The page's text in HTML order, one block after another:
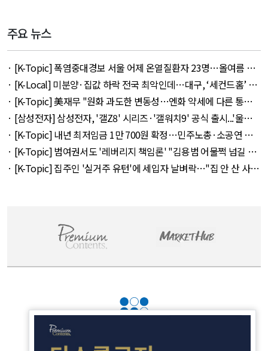
주요 뉴스
· [K-Topic] 폭염중대경보 서울 어제 온열질환자 23명…올여름 최
다 외 33건 - August 5, 2026
· [K-Local] 미분양·집값 하락 전국 최악인데…대구, ‘세컨드홈’ 특
례서 빠졌다 외 11건 - August 5, 2026
· [K-Topic] 美재무 "원화 과도한 변동성…엔화 약세에 다른 통화
뒤따를 것" 외 50건 - August 5, 2026
· [삼성전자] 삼성전자, '갤Z8' 시리즈·'갤워치9' 공식 출시...'울트
라' 257만 7300원 외 51건 - August 6, 2026
· [K-Topic] 내년 최저임금 1만 700원 확정…민주노총·소공연 이
의 불수용 외 44건 - August 5, 2026
· [K-Topic] 범여권서도 '레버리지 책임론' "김용범 어물쩍 넘길 수
없어" 외 50건 - August 5, 2026
· [K-Topic] 집주인 '실거주 유턴'에 세입자 날벼락…"집 안 산 사람